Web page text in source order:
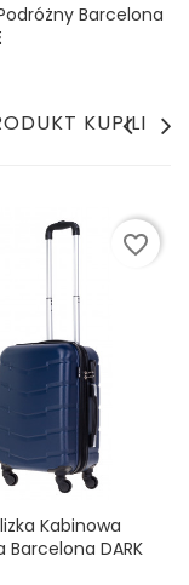
Barcelona
KUPILI
Kabinowa
Barcelona DARK
favorite_border